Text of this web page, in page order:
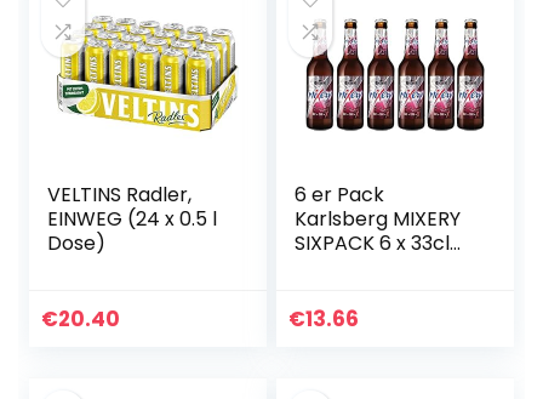
VELTINS Radler,
EINWEG (24 x 0.5 l
Dose)
€20.40
6 er Pack
Karlsberg MIXERY
SIXPACK 6 x 33cl
Pfand
€13.66